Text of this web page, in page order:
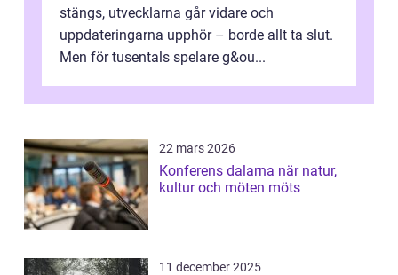
stängs, utvecklarna går vidare och
uppdateringarna upphör – borde allt ta slut.
Men för tusentals spelare g&ou...
22 mars 2026
Konferens dalarna när natur,
kultur och möten möts
11 december 2025